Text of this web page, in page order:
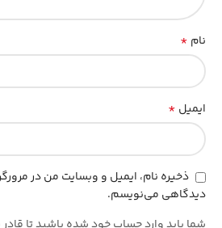
نام *
ایمیل *
ذخیره نام، ایمیل و وبسایت من در
دیدگاهی می‌نویسم.